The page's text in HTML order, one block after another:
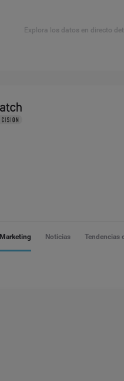
Explora los datos en directo
Marketing Noticias Tendencias